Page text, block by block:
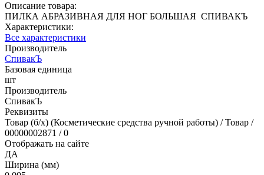
Описание товара:
ПИЛКА АБРАЗИВНАЯ ДЛЯ НОГ БОЛЬШАЯ СПИВАКЪ
Характеристики:
Все характеристики
Производитель
СпивакЪ
Базовая единица
шт
Производитель
СпивакЪ
Реквизиты
Товар (б/х) (Косметические средства ручной работы) / Товар /
00000002871 / 0
Отображать на сайте
ДА
Ширина (мм)